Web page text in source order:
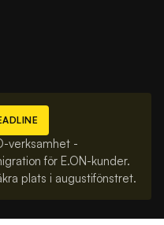
verksamhet -
för E.ON-kunder.
plats i augustifönstret.